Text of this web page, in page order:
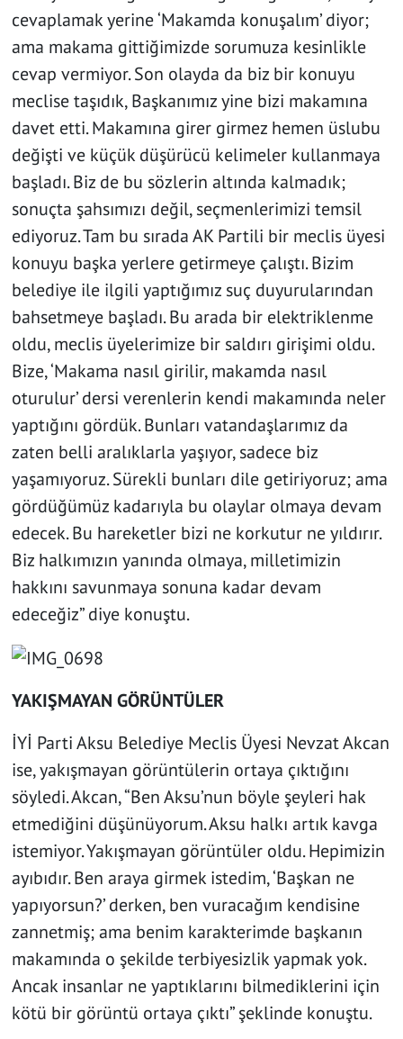
cevaplamak yerine ‘Makamda konuşalım’ diyor;
ama makama gittiğimizde sorumuza kesinlikle
cevap vermiyor. Son olayda da biz bir konuyu
meclise taşıdık, Başkanımız yine bizi makamına
davet etti. Makamına girer girmez hemen üslubu
değişti ve küçük düşürücü kelimeler kullanmaya
başladı. Biz de bu sözlerin altında kalmadık;
sonuçta şahsımızı değil, seçmenlerimizi temsil
ediyoruz. Tam bu sırada AK Partili bir meclis üyesi
konuyu başka yerlere getirmeye çalıştı. Bizim
belediye ile ilgili yaptığımız suç duyurularından
bahsetmeye başladı. Bu arada bir elektriklenme
oldu, meclis üyelerimize bir saldırı girişimi oldu.
Bize, ‘Makama nasıl girilir, makamda nasıl
oturulur’ dersi verenlerin kendi makamında neler
yaptığını gördük. Bunları vatandaşlarımız da
zaten belli aralıklarla yaşıyor, sadece biz
yaşamıyoruz. Sürekli bunları dile getiriyoruz; ama
gördüğümüz kadarıyla bu olaylar olmaya devam
edecek. Bu hareketler bizi ne korkutur ne yıldırır.
Biz halkımızın yanında olmaya, milletimizin
hakkını savunmaya sonuna kadar devam
edeceğiz” diye konuştu.
YAKIŞMAYAN GÖRÜNTÜLER
İYİ Parti Aksu Belediye Meclis Üyesi Nevzat Akcan
ise, yakışmayan görüntülerin ortaya çıktığını
söyledi. Akcan, “Ben Aksu’nun böyle şeyleri hak
etmediğini düşünüyorum. Aksu halkı artık kavga
istemiyor. Yakışmayan görüntüler oldu. Hepimizin
ayıbıdır. Ben araya girmek istedim, ‘Başkan ne
yapıyorsun?’ derken, ben vuracağım kendisine
zannetmiş; ama benim karakterimde başkanın
makamında o şekilde terbiyesizlik yapmak yok.
Ancak insanlar ne yaptıklarını bilmediklerini için
kötü bir görüntü ortaya çıktı” şeklinde konuştu.